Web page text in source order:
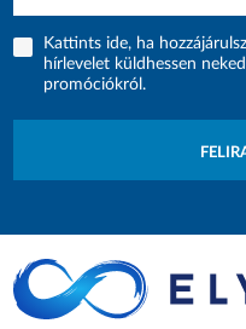
Kattints ide, ha
hírlevelet küldhessen
promóciókról.